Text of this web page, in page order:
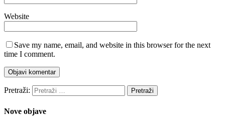
Website
Save my name, email, and website in this browser for the next
time I comment.
Pretraži:
Nove objave